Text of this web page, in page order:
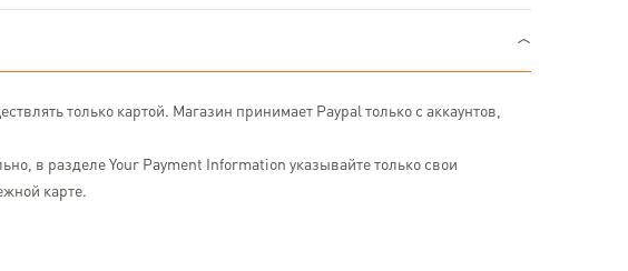
только картой. Магазин принимает Paypal только с аккаунтов,
в разделе Your Payment Information указывайте только свои
карте.